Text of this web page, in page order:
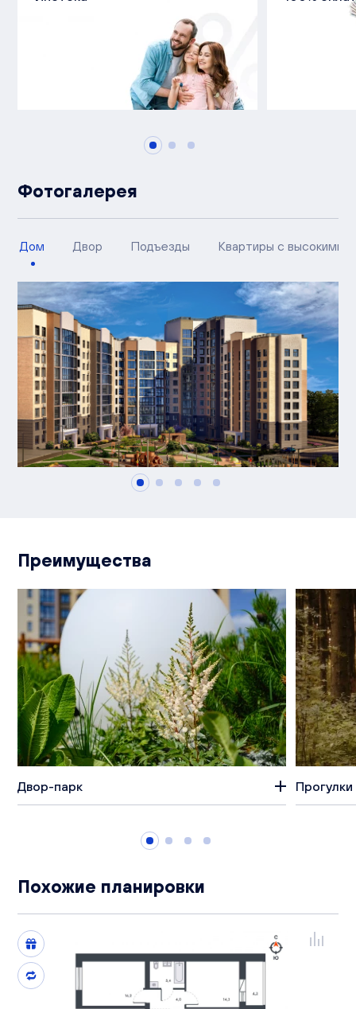
Фотогалерея
Дом Двор Подъезды Квартиры с высокими
Преимущества
Двор-парк
Похожие планировки